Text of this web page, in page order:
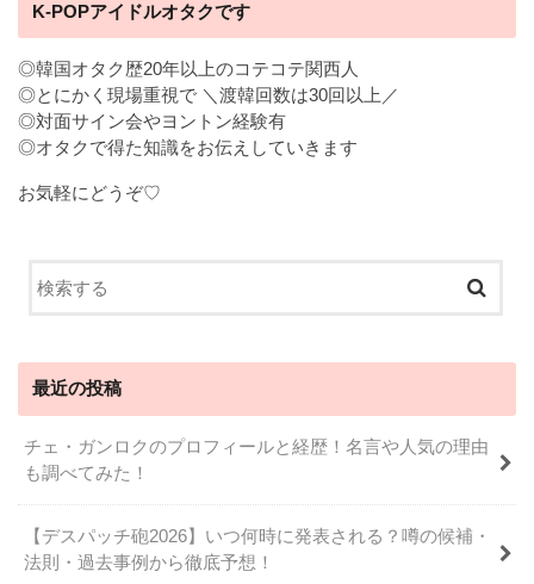
K-POPアイドルオタクです
◎韓国オタク歴20年以上のコテコテ関西人
◎とにかく現場重視で ＼渡韓回数は30回以上／
◎対面サイン会やヨントン経験有
◎オタクで得た知識をお伝えしていきます
お気軽にどうぞ♡
最近の投稿
チェ・ガンロクのプロフィールと経歴！名言や人気の理由
も調べてみた！
【デスパッチ砲2026】いつ何時に発表される？噂の候補・
法則・過去事例から徹底予想！